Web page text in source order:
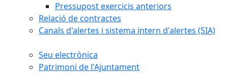
Pressupost exercicis anteriors
Relació de contractes
Canals d'alertes i sistema intern d'alertes (SIA)
Seu electrònica
Patrimoni de l'Ajuntament